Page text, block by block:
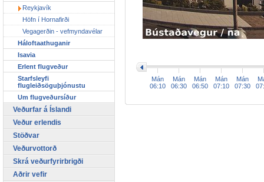
Mán
06:10
Mán
06:30
Mán
06:50
Mán
07:10
Mán
07:30
Reykjavík
Höfn í Hornafirði
Vegagerðin - vefmyndavélar
Háloftaathuganir
Isavia
Erlent flugveður
Starfsleyfi
flugleiðsöguþjónustu
Um flugveðursíður
Veðurfar á Íslandi
Veður erlendis
Stöðvar
Veðurvottorð
Skrá veðurfyrirbrigði
Aðrir vefir